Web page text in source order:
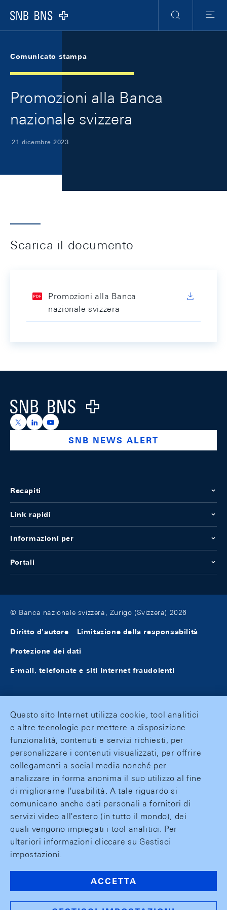
Logo
Ricerca
Menu
Comunicato stampa
Promozioni alla Banca
nazionale svizzera
21 dicembre 2023
Scarica il documento
Promozioni alla Banca
nazionale svizzera
Logo
https://x.com/snb_bns
https://ch.linkedin.com/company/swiss-national-
https://www.youtube.com/@swissnationalbank
SNB NEWS ALERT
Recapiti
Link rapidi
Informazioni per
Portali
© Banca nazionale svizzera, Zurigo (Svizzera) 2026
Diritto d'autore Limitazione della responsabilità
Protezione dei dati
E-mail, telefonate e siti Internet fraudolenti
Questo sito Internet utilizza cookie, tool analitici
e altre tecnologie per mettere a disposizione
funzionalità, contenuti e servizi richiesti, per
personalizzare i contenuti visualizzati, per offrire
collegamenti a social media nonché per
analizzare in forma anonima il suo utilizzo al fine
di migliorarne l'usabilità. A tale riguardo si
comunicano anche dati personali a fornitori di
servizi video all'estero (in tutto il mondo), dei
quali vengono impiegati i tool analitici. Per
ulteriori informazioni cliccare su Gestisci
impostazioni.
ACCETTA